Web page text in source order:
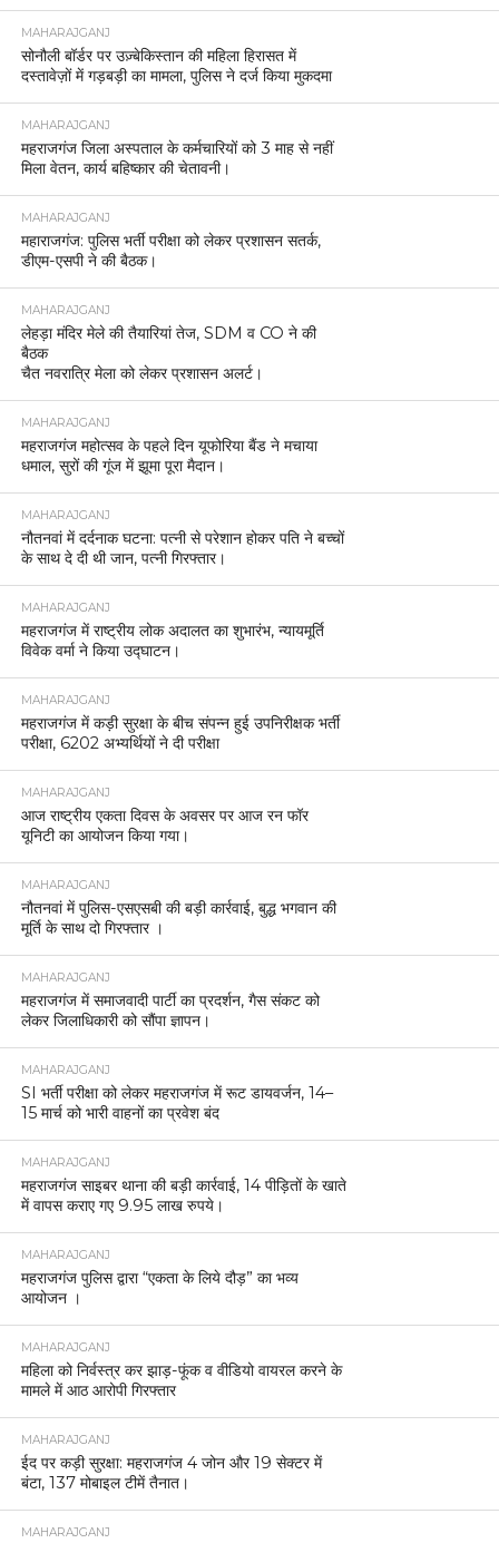
MAHARAJGANJ
सोनौली बॉर्डर पर उज़्बेकिस्तान की महिला हिरासत में
दस्तावेज़ों में गड़बड़ी का मामला, पुलिस ने दर्ज किया मुकदमा
MAHARAJGANJ
महराजगंज जिला अस्पताल के कर्मचारियों को 3 माह से नहीं
मिला वेतन, कार्य बहिष्कार की चेतावनी।
MAHARAJGANJ
महाराजगंज: पुलिस भर्ती परीक्षा को लेकर प्रशासन सतर्क,
डीएम-एसपी ने की बैठक।
MAHARAJGANJ
लेहड़ा मंदिर मेले की तैयारियां तेज, SDM व CO ने की
बैठक
चैत नवरात्रि मेला को लेकर प्रशासन अलर्ट।
MAHARAJGANJ
महराजगंज महोत्सव के पहले दिन यूफोरिया बैंड ने मचाया
धमाल, सुरों की गूंज में झूमा पूरा मैदान।
MAHARAJGANJ
नौतनवां में दर्दनाक घटना: पत्नी से परेशान होकर पति ने बच्चों
के साथ दे दी थी जान, पत्नी गिरफ्तार।
MAHARAJGANJ
महराजगंज में राष्ट्रीय लोक अदालत का शुभारंभ, न्यायमूर्ति
विवेक वर्मा ने किया उद्घाटन।
MAHARAJGANJ
महराजगंज में कड़ी सुरक्षा के बीच संपन्न हुई उपनिरीक्षक भर्ती
परीक्षा, 6202 अभ्यर्थियों ने दी परीक्षा
MAHARAJGANJ
आज राष्ट्रीय एकता दिवस के अवसर पर आज रन फॉर
यूनिटी का आयोजन किया गया।
MAHARAJGANJ
नौतनवां में पुलिस-एसएसबी की बड़ी कार्रवाई, बुद्ध भगवान की
मूर्ति के साथ दो गिरफ्तार ।
MAHARAJGANJ
महराजगंज में समाजवादी पार्टी का प्रदर्शन, गैस संकट को
लेकर जिलाधिकारी को सौंपा ज्ञापन।
MAHARAJGANJ
SI भर्ती परीक्षा को लेकर महराजगंज में रूट डायवर्जन, 14–
15 मार्च को भारी वाहनों का प्रवेश बंद
MAHARAJGANJ
महराजगंज साइबर थाना की बड़ी कार्रवाई, 14 पीड़ितों के खाते
में वापस कराए गए 9.95 लाख रुपये।
MAHARAJGANJ
महराजगंज पुलिस द्वारा “एकता के लिये दौड़” का भव्य
आयोजन ।
MAHARAJGANJ
महिला को निर्वस्त्र कर झाड़-फूंक व वीडियो वायरल करने के
मामले में आठ आरोपी गिरफ्तार
MAHARAJGANJ
ईद पर कड़ी सुरक्षा: महराजगंज 4 जोन और 19 सेक्टर में
बंटा, 137 मोबाइल टीमें तैनात।
MAHARAJGANJ